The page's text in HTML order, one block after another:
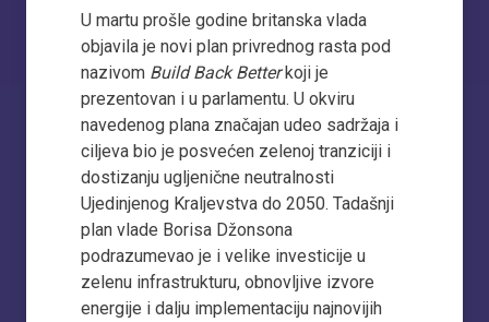
U martu prošle godine britanska vlada
objavila je novi plan privrednog rasta pod
nazivom Build Back Betterkoji je
prezentovan i u parlamentu. U okviru
navedenog plana značajan udeo sadržaja i
ciljeva bio je posvećen zelenoj tranziciji i
dostizanju ugljenične neutralnosti
Ujedinjenog Kraljevstva do 2050. Tadašnji
plan vlade Borisa Džonsona
podrazumevao je i velike investicije u
zelenu infrastrukturu, obnovljive izvore
energije i dalju implementaciju najnovijih